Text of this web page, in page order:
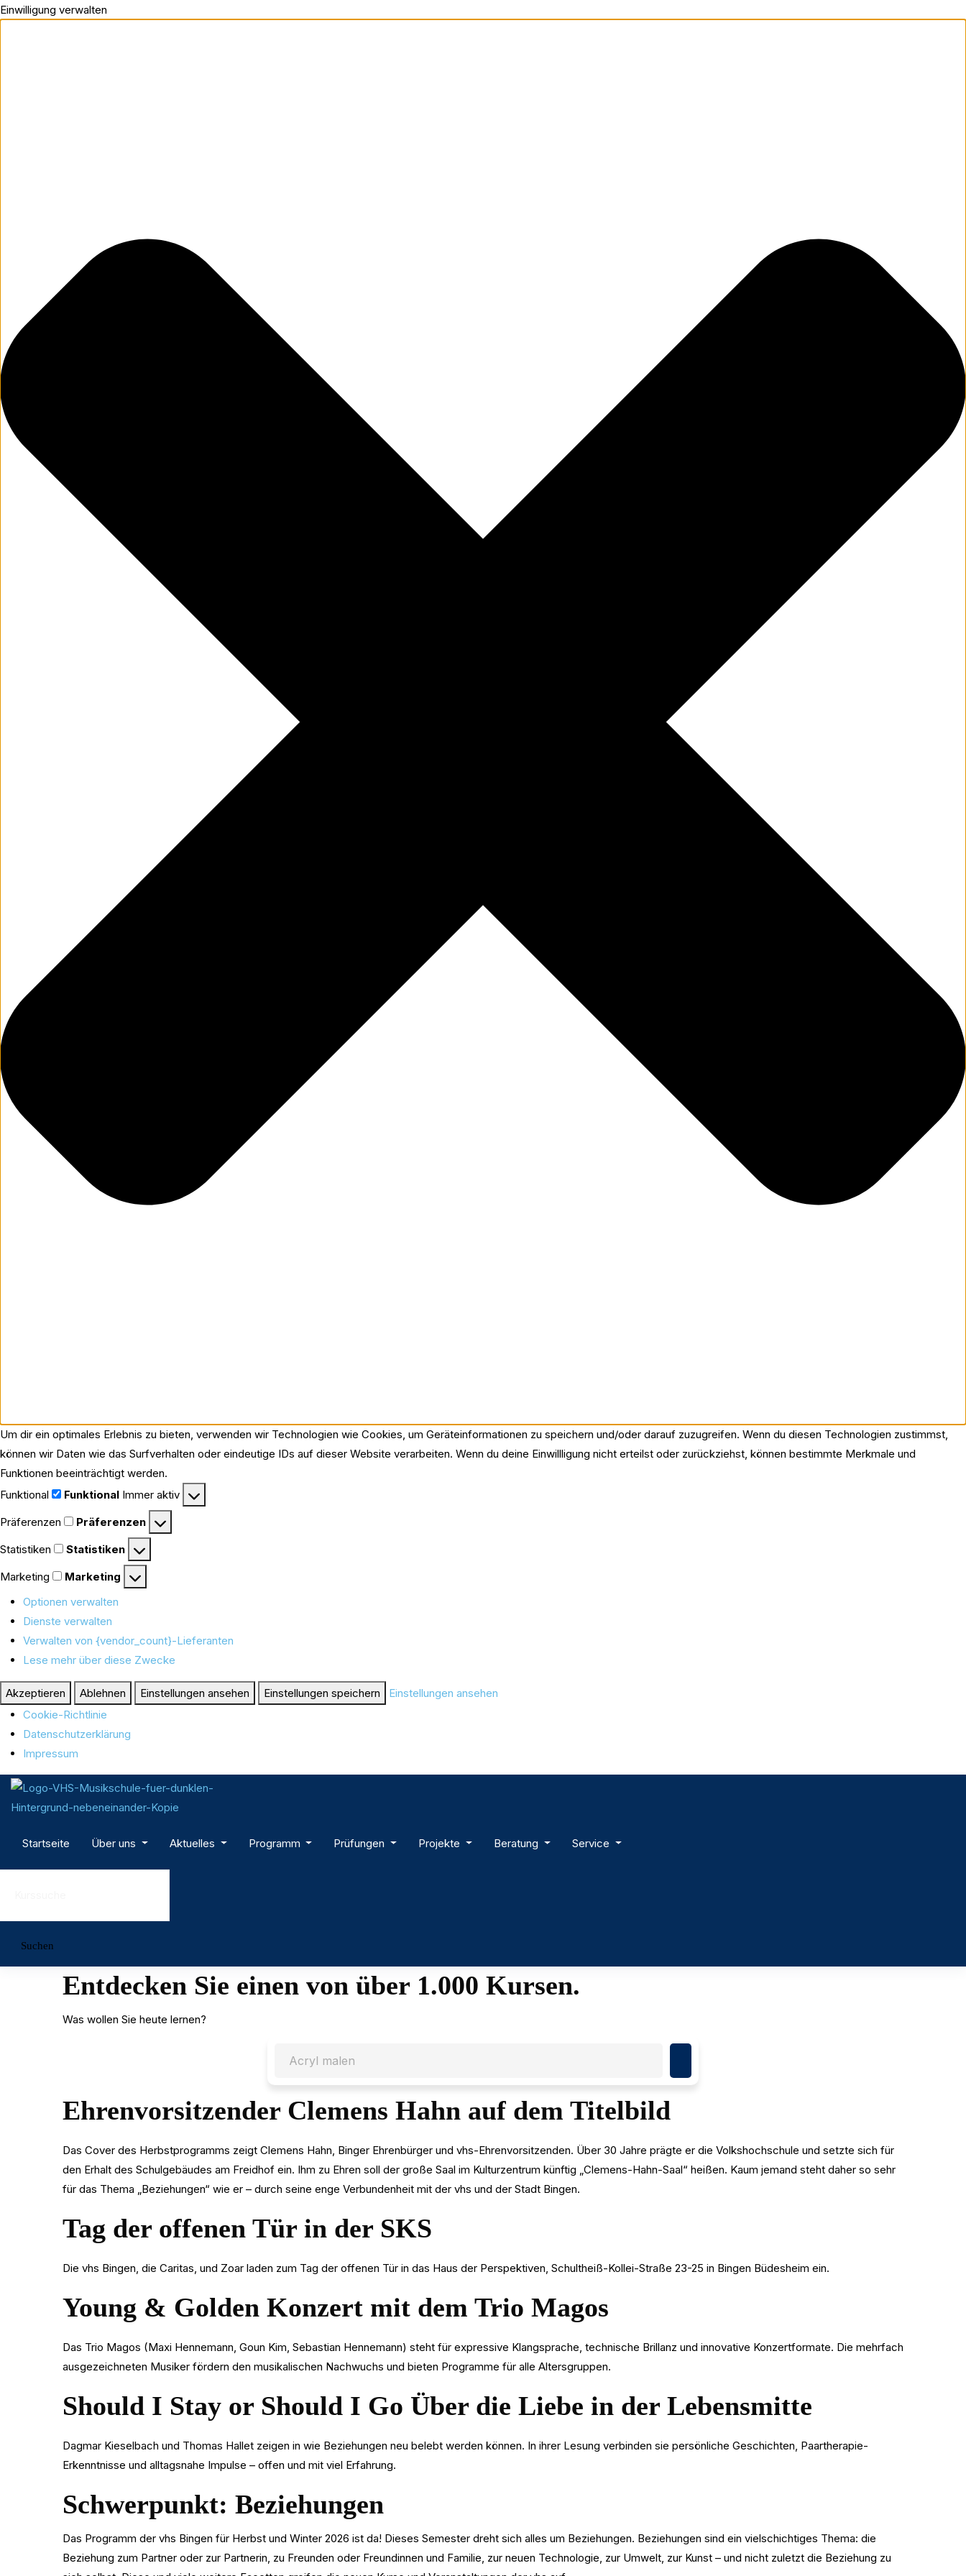
Einwilligung verwalten
Um dir ein optimales Erlebnis zu bieten, verwenden wir Technologien wie Cookies, um Geräteinformationen zu speichern und/oder darauf zuzugreifen. Wenn du diesen Technologien zustimmst,
können wir Daten wie das Surfverhalten oder eindeutige IDs auf dieser Website verarbeiten. Wenn du deine Einwillligung nicht erteilst oder zurückziehst, können bestimmte Merkmale und
Funktionen beeinträchtigt werden.
Funktional
Funktional Immer aktiv
Präferenzen
Präferenzen
Statistiken
Statistiken
Marketing
Marketing
Optionen verwalten
Dienste verwalten
Verwalten von {vendor_count}-Lieferanten
Lese mehr über diese Zwecke
Akzeptieren Ablehnen Einstellungen ansehen Einstellungen speichern
Einstellungen ansehen
Cookie-Richtlinie
Datenschutzerklärung
Impressum
Startseite Über uns Aktuelles Programm Prüfungen Projekte Beratung Service
Suchen
Entdecken Sie einen von über 1.000 Kursen.
Was wollen Sie heute lernen?
Ehrenvorsitzender Clemens Hahn auf dem Titelbild
Das Cover des Herbstprogramms zeigt Clemens Hahn, Binger Ehrenbürger und vhs-Ehrenvorsitzenden. Über 30 Jahre prägte er die Volkshochschule und setzte sich für
den Erhalt des Schulgebäudes am Freidhof ein. Ihm zu Ehren soll der große Saal im Kulturzentrum künftig „Clemens-Hahn-Saal“ heißen. Kaum jemand steht daher so sehr
für das Thema „Beziehungen“ wie er – durch seine enge Verbundenheit mit der vhs und der Stadt Bingen.
Tag der offenen Tür in der SKS
Die vhs Bingen, die Caritas, und Zoar laden zum Tag der offenen Tür in das Haus der Perspektiven, Schultheiß-Kollei-Straße 23-25 in Bingen Büdesheim ein.
Young & Golden Konzert mit dem Trio Magos
Das Trio Magos (Maxi Hennemann, Goun Kim, Sebastian Hennemann) steht für expressive Klangsprache, technische Brillanz und innovative Konzertformate. Die mehrfach
ausgezeichneten Musiker fördern den musikalischen Nachwuchs und bieten Programme für alle Altersgruppen.
Should I Stay or Should I Go Über die Liebe in der Lebensmitte
Dagmar Kieselbach und Thomas Hallet zeigen in wie Beziehungen neu belebt werden können. In ihrer Lesung verbinden sie persönliche Geschichten, Paartherapie-
Erkenntnisse und alltagsnahe Impulse – offen und mit viel Erfahrung.
Schwerpunkt: Beziehungen
Das Programm der vhs Bingen für Herbst und Winter 2026 ist da! Dieses Semester dreht sich alles um Beziehungen. Beziehungen sind ein vielschichtiges Thema: die
Beziehung zum Partner oder zur Partnerin, zu Freunden oder Freundinnen und Familie, zur neuen Technologie, zur Umwelt, zur Kunst – und nicht zuletzt die Beziehung zu